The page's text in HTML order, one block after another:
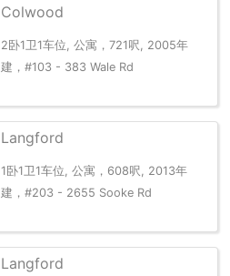
Colwood
2卧1卫1车位, 公寓，721呎, 2005年
建，#103 - 383 Wale Rd
Langford
1卧1卫1车位, 公寓，608呎, 2013年
建，#203 - 2655 Sooke Rd
Langford